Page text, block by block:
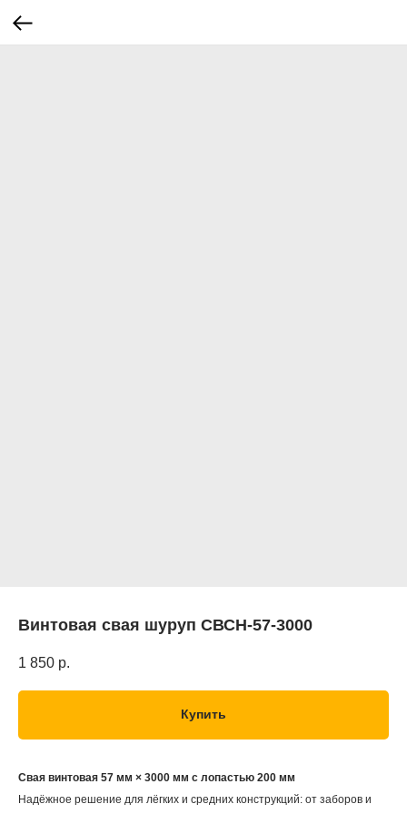
Винтовая свая шуруп СВСН-57-3000
1 850 р.
Купить
Свая винтовая 57 мм × 3000 мм с лопастью 200 мм
Надёжное решение для лёгких и средних конструкций: от заборов и